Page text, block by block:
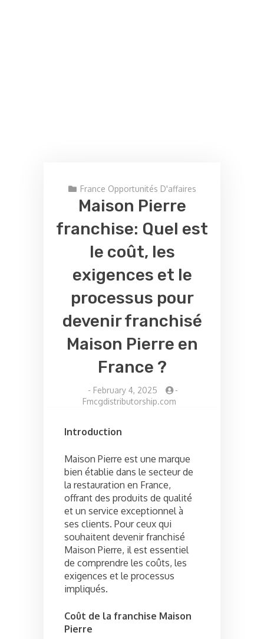
France Opportunités D'affaires
Maison Pierre
franchise: Quel est
le coût, les
exigences et le
processus pour
devenir franchisé
Maison Pierre en
France ?
- February 4, 2025
-
Fmcgdistributorship.com
Introduction
Maison Pierre est une marque
bien établie dans le secteur de
la restauration en France,
offrant des produits de qualité
et un service exceptionnel à
ses clients. Pour ceux qui
souhaitent devenir franchisé
Maison Pierre, il est essentiel
de comprendre les coûts, les
exigences et le processus
impliqués.
Coût de la franchise Maison
Pierre